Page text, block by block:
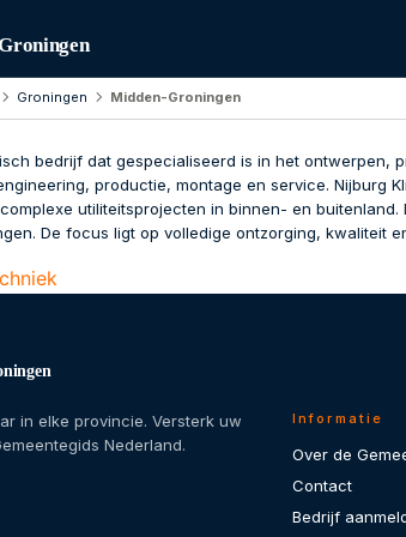
Groningen Midden-Groningen
bedrijf dat gespecialiseerd is in het
productie, montage en service. Nijburg
utiliteitsprojecten in binnen- en
De focus ligt op volledige ontzorging, kwaliteit
in elke provincie. Versterk uw
Nederland.
Informatie
Over de
Contact
Bedrijf